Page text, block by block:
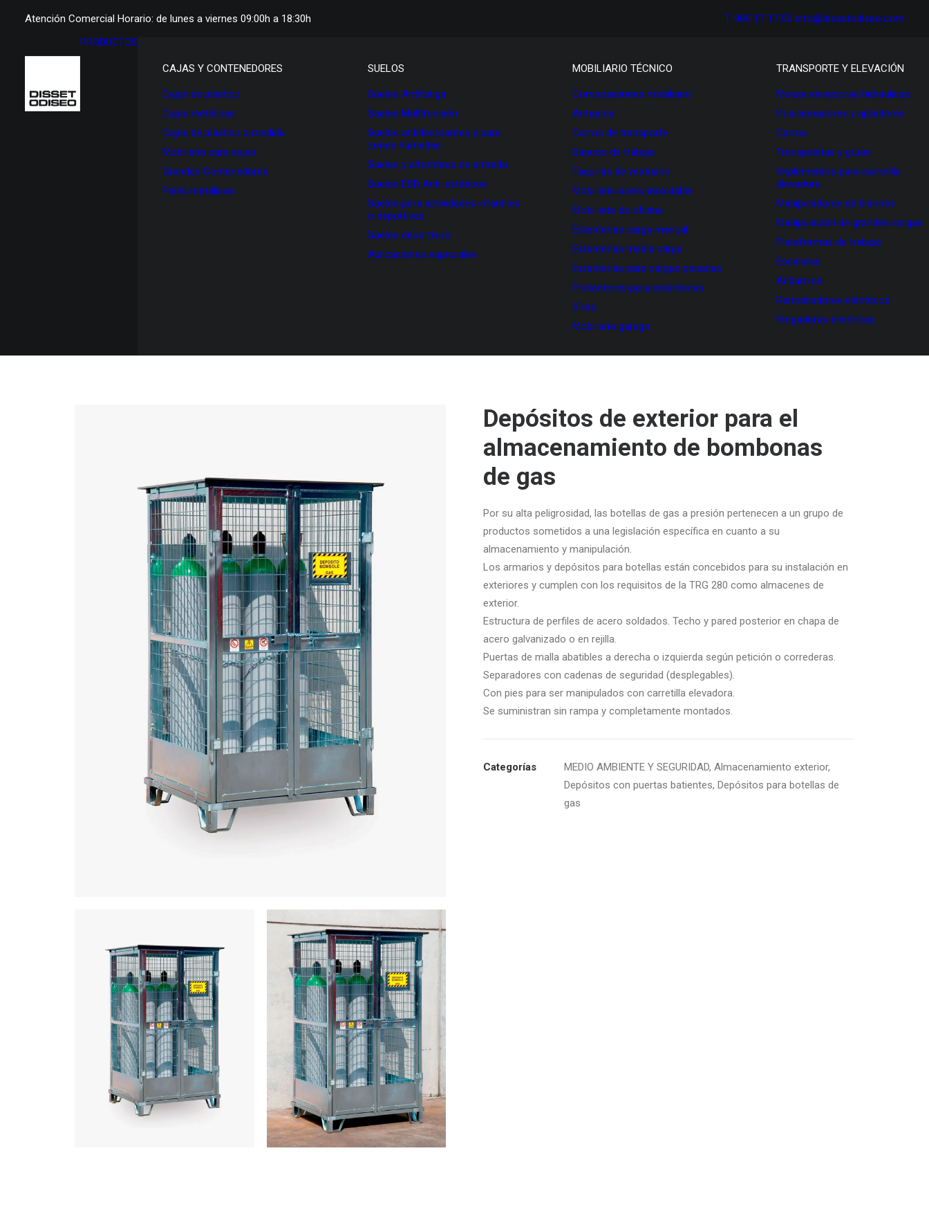
Atención Comercial Horario: de lunes a viernes 09:00h a 18:30h T. 900 17 17 00 info@dissetodiseo.com
PRODUCTOS
CAJAS Y CONTENEDORES
Cajas de plástico
Cajas metálicas
Cajas de plástico a medida
Mobiliario para cajas
Grandes Contenedores
Palés metálicos
SUELOS
Suelos Antifatiga
Suelos Multifunción
Suelos antideslizantes y para
zonas húmedas
Suelos y alfombras de entrada
Suelos ESD Anti-estáticos
Suelos para actividades infantiles
o deportivas
Suelos deportivos
Aplicaciones especiales
MOBILIARIO TÉCNICO
Composiciones mobiliario
Armarios
Carros de transporte
Bancos de trabajo
Taquillas de vestuario
Mobiliario acero inoxidable
Mobiliario de oficina
Estanterías carga manual
Estanterías media carga
Estanterías para cargas pesadas
Protectores para estanterías
Sillas
Mobiliario garage
TRANSPORTE Y ELEVACIÓN
Mesas elevadoras hidráulicas
Posicionadores y apiladores
Carros
Transpaletas y grúas
Implementos para carretilla
elevadora
Manipuladores de bidones
Manipulación de grandes cargas
Plataformas de trabajo
Escaleras
Andamios
Remolcadores eléctricos
Fregadoras eléctricas
Depósitos de exterior para el
almacenamiento de bombonas
de gas
Por su alta peligrosidad, las botellas de gas a presión pertenecen a un grupo de
productos sometidos a una legislación específica en cuanto a su
almacenamiento y manipulación.
Los armarios y depósitos para botellas están concebidos para su instalación en
exteriores y cumplen con los requisitos de la TRG 280 como almacenes de
exterior.
Estructura de perfiles de acero soldados. Techo y pared posterior en chapa de
acero galvanizado o en rejilla.
Puertas de malla abatibles a derecha o izquierda según petición o correderas.
Separadores con cadenas de seguridad (desplegables).
Con pies para ser manipulados con carretilla elevadora.
Se suministran sin rampa y completamente montados.
Categorías MEDIO AMBIENTE Y SEGURIDAD, Almacenamiento exterior,
Depósitos con puertas batientes, Depósitos para botellas de
gas